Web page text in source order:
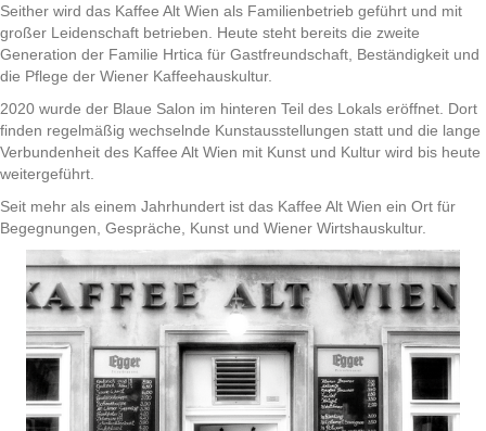
Seither wird das Kaffee Alt Wien als Familienbetrieb geführt und mit
großer Leidenschaft betrieben. Heute steht bereits die zweite
Generation der Familie Hrtica für Gastfreundschaft, Beständigkeit und
die Pflege der Wiener Kaffeehauskultur.
2020 wurde der Blaue Salon im hinteren Teil des Lokals eröffnet. Dort
finden regelmäßig wechselnde Kunstausstellungen statt und die lange
Verbundenheit des Kaffee Alt Wien mit Kunst und Kultur wird bis heute
weitergeführt.
Seit mehr als einem Jahrhundert ist das Kaffee Alt Wien ein Ort für
Begegnungen, Gespräche, Kunst und Wiener Wirtshauskultur.